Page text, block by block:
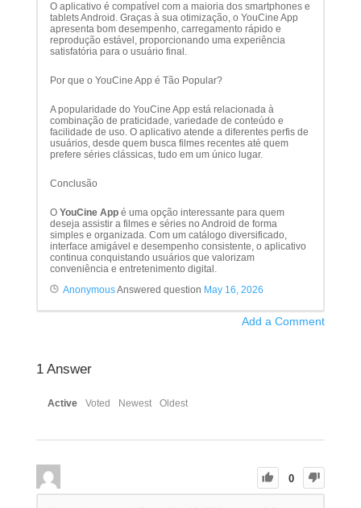
O aplicativo é compatível com a maioria dos smartphones e
tablets Android. Graças à sua otimização, o YouCine App
apresenta bom desempenho, carregamento rápido e
reprodução estável, proporcionando uma experiência
satisfatória para o usuário final.
Por que o YouCine App é Tão Popular?
A popularidade do YouCine App está relacionada à
combinação de praticidade, variedade de conteúdo e
facilidade de uso. O aplicativo atende a diferentes perfis de
usuários, desde quem busca filmes recentes até quem
prefere séries clássicas, tudo em um único lugar.
Conclusão
O YouCine Appé uma opção interessante para quem
deseja assistir a filmes e séries no Android de forma
simples e organizada. Com um catálogo diversificado,
interface amigável e desempenho consistente, o aplicativo
continua conquistando usuários que valorizam
conveniência e entretenimento digital.
AnonymousAnswered question May 16, 2026
Add a Comment
1Answer
Active Voted Newest Oldest
0